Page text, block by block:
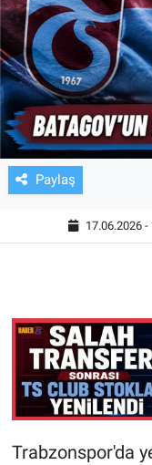
Paylaş
17.06.2026 -
Trabzonspor'da
BASKETBOL
SAĞLIK
GENEL
KÜLTÜR
EKONOMİ
ÇEVRE
HABERDE